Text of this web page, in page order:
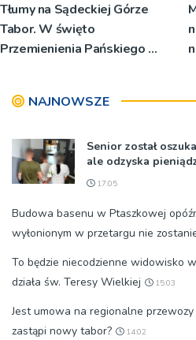
Tłumy na Sądeckiej Górze
Tabor. W święto
Przemienienia Pańskiego bp
NAJNOWSZE
Senior został
ale odzyska
17:05
Budowa basenu w Ptaszkowej
wyłonionym w przetargu nie
To będzie niecodzienne widowisko
działa św. Teresy Wielkiej
15:03
Jest umowa na regionalne
zastąpi nowy tabor?
14:02